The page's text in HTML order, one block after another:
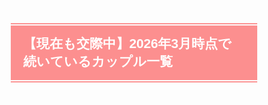
【現在も交際中】2026年3月時点で
続いているカップル一覧